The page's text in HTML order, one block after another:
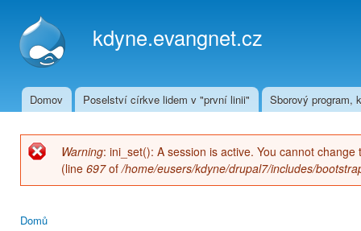
kdyne.evangnet.cz
Hlavní menu
Domov Poselství církve lidem v "první linii" Sborový program,
Chybová zpráva
Warning: ini_set(): A session is active. You cannot
(line 697of/home/eusers/kdyne/drupal7/includes/
Domů